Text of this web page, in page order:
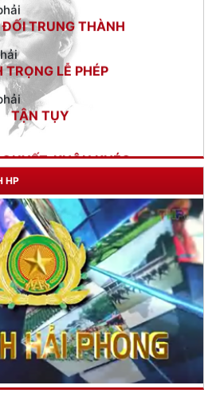
TRỌNG LỄ PHÉP
TẬN TỤY
KHÔN KHÉO
Chủ tịch Hồ Chí Minh
Công an Khu XII,
tháng 3 năm 1948.
HP